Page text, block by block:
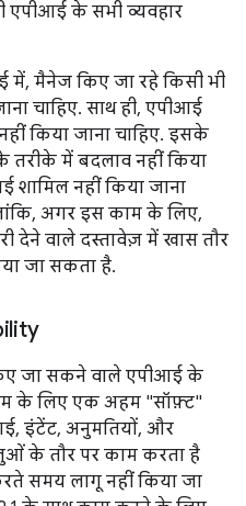
एपीआई के सभी व्यवहार
में, मैनेज किए जा रहे किसी भी
चाहिए. साथ ही, एपीआई
किया जाना चाहिए. इसके
में बदलाव नहीं किया
शामिल नहीं किया जाना
अगर इस काम के लिए,
देने वाले दस्तावेज़ में खास तौर
जा सकता है.
जा सकने वाले एपीआई के
के लिए एक अहम "सॉफ़्ट"
इंटेंट, अनुमतियों, और
के तौर पर काम करता है
समय लागू नहीं किया जा